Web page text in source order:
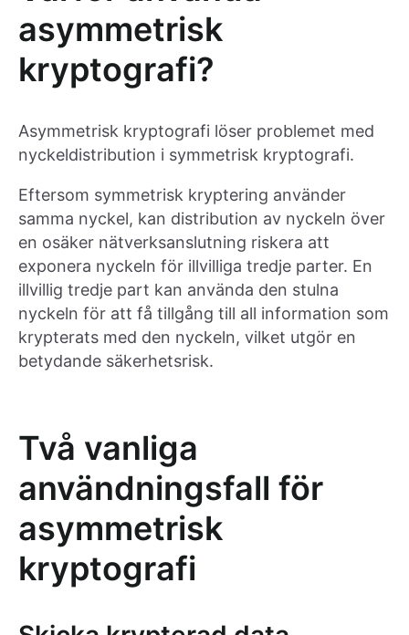
asymmetrisk
kryptografi?
Asymmetrisk kryptografi löser problemet med
nyckeldistribution i symmetrisk kryptografi.
Eftersom symmetrisk kryptering använder
samma nyckel, kan distribution av nyckeln över
en osäker nätverksanslutning riskera att
exponera nyckeln för illvilliga tredje parter. En
illvillig tredje part kan använda den stulna
nyckeln för att få tillgång till all information som
krypterats med den nyckeln, vilket utgör en
betydande säkerhetsrisk.
Två vanliga
användningsfall för
asymmetrisk
kryptografi